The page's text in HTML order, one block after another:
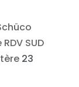
SUD
23